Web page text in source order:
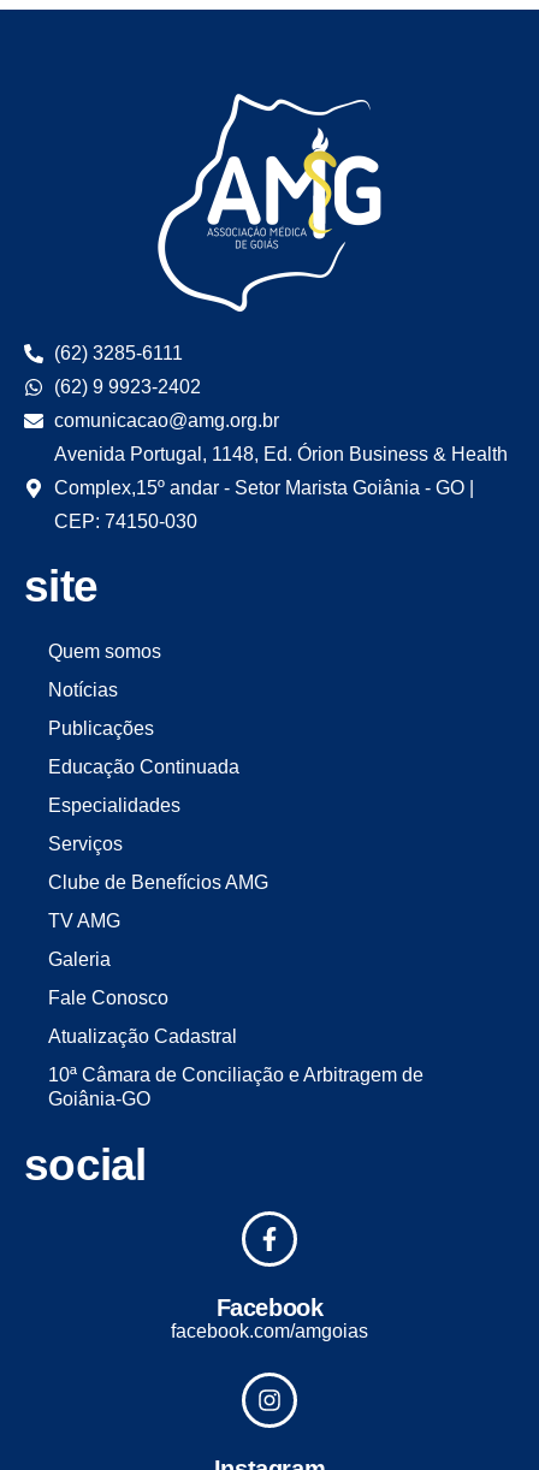
(62) 3285-6111
(62) 9 9923-2402
comunicacao@amg.org.br
Avenida Portugal, 1148, Ed. Órion Business & Health
Complex,15º andar - Setor Marista Goiânia - GO |
CEP: 74150-030
site
Quem somos
Notícias
Publicações
Educação Continuada
Especialidades
Serviços
Clube de Benefícios AMG
TV AMG
Galeria
Fale Conosco
Atualização Cadastral
10ª Câmara de Conciliação e Arbitragem de
Goiânia-GO
social
Facebook
facebook.com/amgoias